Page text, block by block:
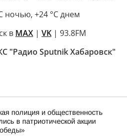
ночью, +24 °C днем
в MAX | VK | 93.8FM
"Радио Sputnik Хабаровск"
полиция и общественность
в патриотической акции